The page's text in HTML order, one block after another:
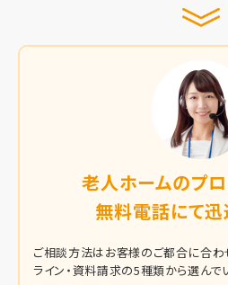
老人ホームのプ
無料電話にて迅
ご相談方法はお客様のご都合に合わ
ライン・資料請求の5種類から選んで